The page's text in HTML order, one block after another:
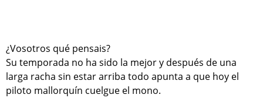
¿Vosotros qué pensais?
Su temporada no ha sido la mejor y después de una
larga racha sin estar arriba todo apunta a que hoy el
piloto mallorquín cuelgue el mono.